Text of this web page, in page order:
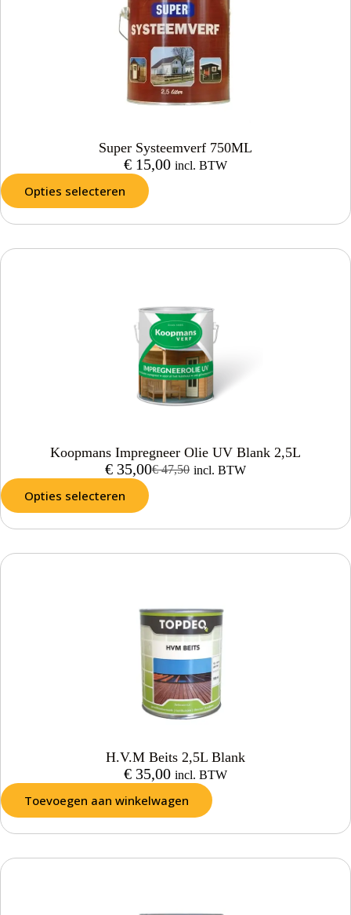
Super Systeemverf 750ML
€ 15,00 incl. BTW
Opties selecteren
Koopmans Impregneer Olie UV Blank 2,5L
€47,50
€ 35,00 incl. BTW
Opties selecteren
H.V.M Beits 2,5L Blank
€ 35,00 incl. BTW
Toevoegen aan winkelwagen